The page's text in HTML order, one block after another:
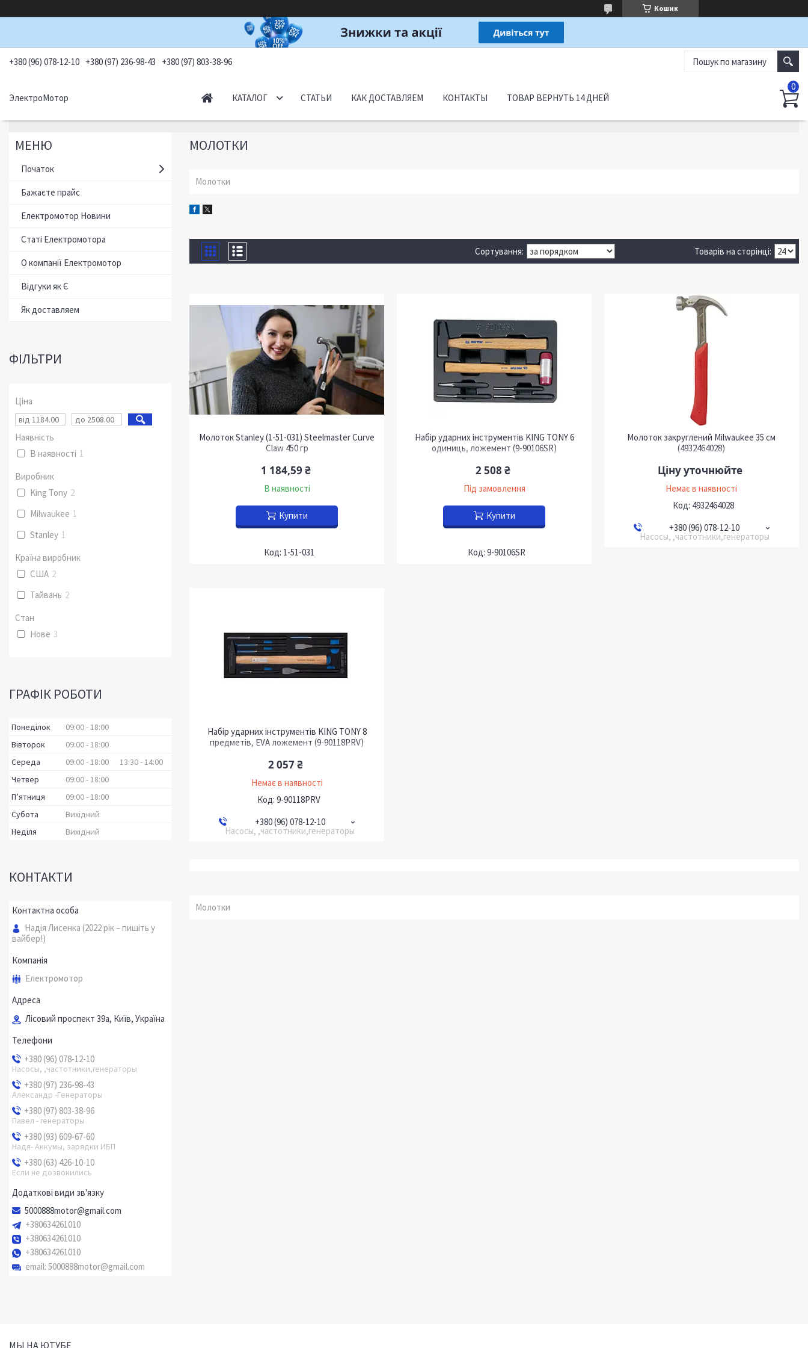
Кошик
+380 (96) 078-12-10 +380 (97) 236-98-43 +380 (97) 803-38-96
ЭлектроМотор КАТАЛОГ СТАТЬИ КАК ДОСТАВЛЯЕМ КОНТАКТЫ ТОВАР ВЕРНУТЬ 14 ДНЕЙ
МОЛОТКИ
Молотки
Молоток Stanley (1-51-031) Steelmaster Curve
Claw 450 гр
1 184,59 ₴
В наявності
Купити
1-51-031
Набір ударних інструментів KING TONY 6
одиниць, ложемент (9-90106SR)
2 508 ₴
Під замовлення
Купити
9-90106SR
Молоток закруглений Milwaukee 35 см
(4932464028)
Ціну уточнюйте
Немає в наявності
4932464028
+380 (96) 078-12-10
Насосы, ,частотники,генераторы
Набір ударних інструментів KING TONY 8
предметів, EVA ложемент (9-90118PRV)
2 057 ₴
Немає в наявності
9-90118PRV
+380 (96) 078-12-10
Насосы, ,частотники,генераторы
Молотки
Початок
Бажаєте прайс
Електромотор Новини
Статі Електромотора
О компанії Електромотор
Відгуки як Є
Як доставляем
ФІЛЬТРИ
Ціна
Наявність
В наявності 1
Виробник
King Tony 2
Milwaukee 1
Stanley 1
Країна виробник
США 2
Тайвань 2
Стан
Нове 3
ГРАФІК РОБОТИ
Понеділок 09:00 18:00
Вівторок
09:00 18:00
Середа
09:00 18:00 13:30 14:00
Четвер
09:00 18:00
Пʼятниця
09:00 18:00
Субота
Вихідний
Неділя
Вихідний
КОНТАКТИ
Надія Лисенка (2022 рік – пишіть у
вайбер!)
Електромотор
Лісовий проспект 39а, Київ, Україна
+380 (96) 078-12-10
Насосы, ,частотники,генераторы
+380 (97) 236-98-43
Александр -Генераторы
+380 (97) 803-38-96
Павел - генераторы
+380 (93) 609-67-60
Надя- Аккумы, зарядки ИБП
+380 (63) 426-10-10
Если не дозвонились
5000888motor@gmail.com
+380634261010
+380634261010
+380634261010
email 5000888motor@gmail.com
МЫ НА ЮТУБЕ